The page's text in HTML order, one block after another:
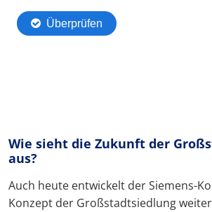
Wie sieht die Zukunft der
aus?
Auch heute entwickelt der Siemens-
Konzept der Großstadtsiedlung